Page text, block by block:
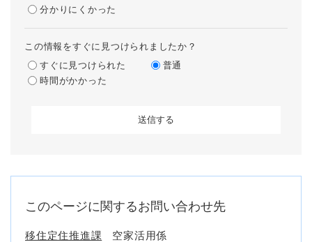
分かりにくかった
この情報をすぐに見つけられましたか？
すぐに見つけられた
普通
時間がかかった
このページに関するお問い合わせ先
移住定住推進課 空家活用係